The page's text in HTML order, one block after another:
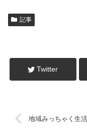
記事
Twitter
地域みっちゃく生